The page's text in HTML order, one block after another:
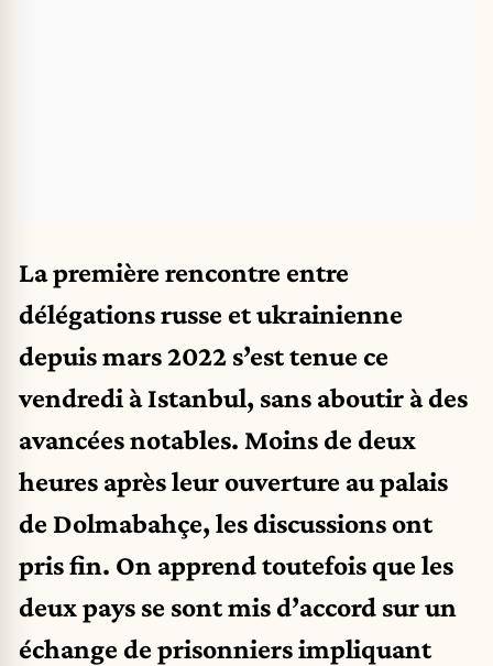
La première rencontre entre
délégations russe et ukrainienne
depuis mars 2022 s’est tenue ce
vendredi à Istanbul, sans aboutir à des
avancées notables. Moins de deux
heures après leur ouverture au palais
de Dolmabahçe, les discussions ont
pris fin. On apprend toutefois que les
deux pays se sont mis d’accord sur un
échange de prisonniers impliquant